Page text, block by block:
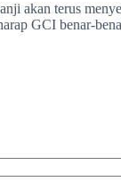
akan terus
GCI benar-